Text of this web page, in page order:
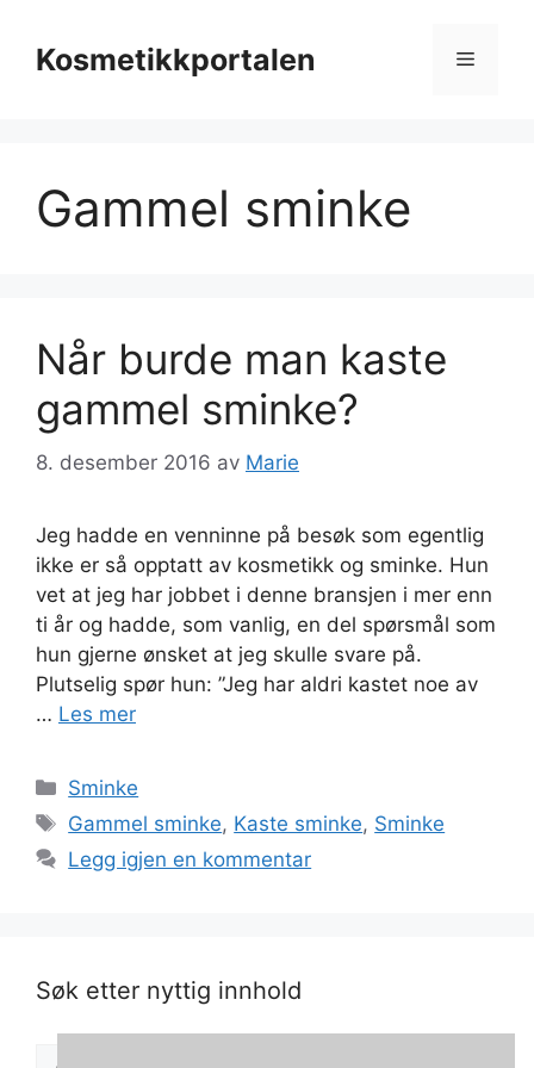
innholdKosmetikkportalen Meny
Gammel sminke
Når burde man kaste
gammel sminke?
8. desember 2016 av Marie
Jeg hadde en venninne på besøk som egentlig
ikke er så opptatt av kosmetikk og sminke. Hun
vet at jeg har jobbet i denne bransjen i mer enn
ti år og hadde, som vanlig, en del spørsmål som
hun gjerne ønsket at jeg skulle svare på.
Plutselig spør hun: ”Jeg har aldri kastet noe av
… Les mer
Kategorier
Sminke
Stikkord
Gammel sminke, Kaste sminke, Sminke
Legg igjen en kommentar
Søk etter nyttig innhold